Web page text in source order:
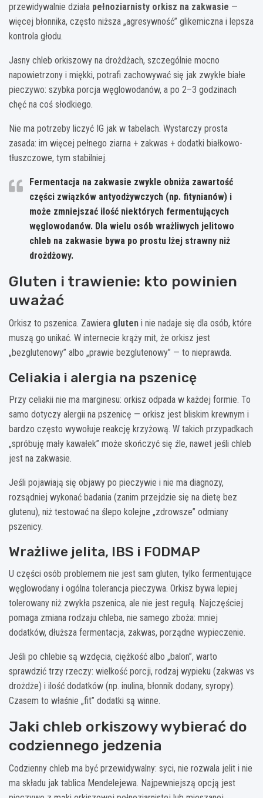
przewidywalnie działa pełnoziarnisty orkisz na zakwasie —
więcej błonnika, często niższa „agresywność” glikemiczna i lepsza
kontrola głodu.
Jasny chleb orkiszowy na drożdżach, szczególnie mocno
napowietrzony i miękki, potrafi zachowywać się jak zwykłe białe
pieczywo: szybka porcja węglowodanów, a po 2–3 godzinach
chęć na coś słodkiego.
Nie ma potrzeby liczyć IG jak w tabelach. Wystarczy prosta
zasada: im więcej pełnego ziarna + zakwas + dodatki białkowo-
tłuszczowe, tym stabilniej.
Fermentacja na zakwasie zwykle obniża zawartość
części związków antyodżywczych (np. fitynianów) i
może zmniejszać ilość niektórych fermentujących
węglowodanów. Dla wielu osób wrażliwych jelitowo
chleb na zakwasie bywa po prostu lżej strawny niż
drożdżowy.
Gluten i trawienie: kto powinien
uważać
Orkisz to pszenica. Zawiera gluten i nie nadaje się dla osób, które
muszą go unikać. W internecie krąży mit, że orkisz jest
„bezglutenowy” albo „prawie bezglutenowy” — to nieprawda.
Celiakia i alergia na pszenicę
Przy celiakii nie ma marginesu: orkisz odpada w każdej formie. To
samo dotyczy alergii na pszenicę — orkisz jest bliskim krewnym i
bardzo często wywołuje reakcję krzyżową. W takich przypadkach
„spróbuję mały kawałek” może skończyć się źle, nawet jeśli chleb
jest na zakwasie.
Jeśli pojawiają się objawy po pieczywie i nie ma diagnozy,
rozsądniej wykonać badania (zanim przejdzie się na dietę bez
glutenu), niż testować na ślepo kolejne „zdrowsze” odmiany
pszenicy.
Wrażliwe jelita, IBS i FODMAP
U części osób problemem nie jest sam gluten, tylko fermentujące
węglowodany i ogólna tolerancja pieczywa. Orkisz bywa lepiej
tolerowany niż zwykła pszenica, ale nie jest regułą. Najczęściej
pomaga zmiana rodzaju chleba, nie samego zboża: mniej
dodatków, dłuższa fermentacja, zakwas, porządne wypieczenie.
Jeśli po chlebie są wzdęcia, ciężkość albo „balon”, warto
sprawdzić trzy rzeczy: wielkość porcji, rodzaj wypieku (zakwas vs
drożdże) i ilość dodatków (np. inulina, błonnik dodany, syropy).
Czasem to właśnie „fit” dodatki są winne.
Jaki chleb orkiszowy wybierać do
codziennego jedzenia
Codzienny chleb ma być przewidywalny: syci, nie rozwala jelit i nie
ma składu jak tablica Mendelejewa. Najpewniejszą opcją jest